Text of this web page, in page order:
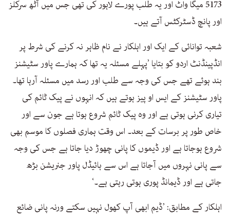
5173 میگا واٹ اور یہ طلب پورے لاہور کی تھی جس میں آٹھ سرکلز
اور پانچ ڈسٹرکٹس آتے ہیں۔
شعبہ توانائی کے ایک اور اہلکار نے نام ظاہر نہ کرنے کی شرط پر
انڈپینڈنٹ اردو کو بتایا ’پہلے مسئلہ یہ تھا کہ ہمارے پاور سٹیشنز
بند ہوئے تھے جس کی وجہ سے طلب اور رسد میں مسئلہ آرہا تھا۔
پاور سٹیشنز کے ایس او پیز ہوتے ہیں کہ انہوں نے پیک ٹائم کی
تیاری کرنی ہوتی ہے اور وہ پیک ٹائم شروع ہوتا ہے جون سے اور
خاص طور پر برسات کے بعد۔ اس وقت ہماری فصلوں کا موسم بھی
شروع ہوجاتا ہے اور ڈیموں کا پانی چھوڑ دیا جاتا ہے جس کی وجہ
سے پانی نہروں میں آجاتا ہے اس سے ہائیڈل پاور جنریشن بڑھ
جاتی ہے اور ڈیمانڈ پوری ہوتی رہتی ہے۔‘
اہلکار کے مطابق: ’ڈیم ابھی آپ کھول نہیں سکتے ورنہ پانی ضائع